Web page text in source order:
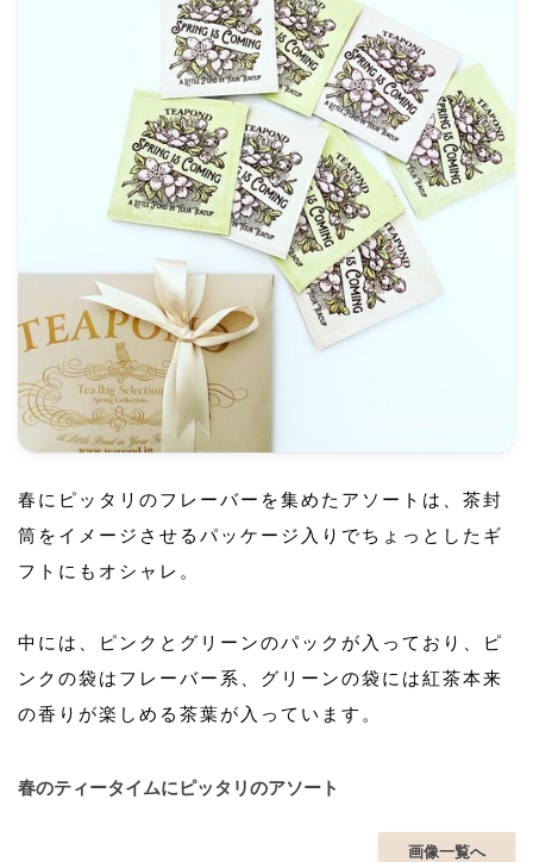
春にピッタリのフレーバーを集めたアソートは、茶封
筒をイメージさせるパッケージ入りでちょっとしたギ
フトにもオシャレ。
中には、ピンクとグリーンのパックが入っており、ピ
ンクの袋はフレーバー系、グリーンの袋には紅茶本来
の香りが楽しめる茶葉が入っています。
春のティータイムにピッタリのアソート
画像一覧へ